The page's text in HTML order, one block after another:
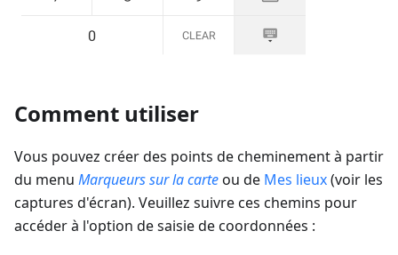
Comment utiliser
Vous pouvez créer des points de cheminement à partir
du menu Marqueurs sur la carteou de Mes lieux(voir les
captures d'écran). Veuillez suivre ces chemins pour
accéder à l'option de saisie de coordonnées :